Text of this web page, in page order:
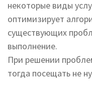
некоторые виды
оптимизирует
существующих
выполнение.
При решении
тогда посещать не